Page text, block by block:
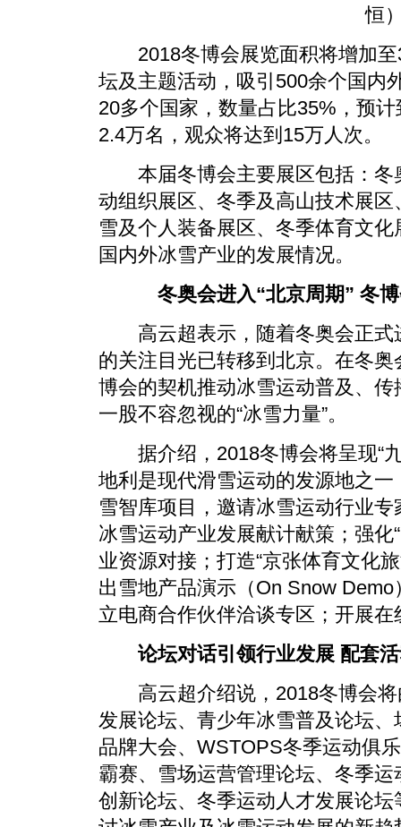
恒
2018冬博会展览面积将增加至
坛及主题活动，吸引500余个国内
20多个国家，数量占比35%，预
2.4万名，观众将达到15万人次。
本届冬博会主要展区包括：冬
动组织展区、冬季及高山技术展
雪及个人装备展区、冬季体育文
国内外冰雪产业的发展情况。
冬奥会进入“北京周期” 冬
高云超表示，随着冬奥会正式
的关注目光已转移到北京。在冬
博会的契机推动冰雪运动普及、
一股不容忽视的“冰雪力量”。
据介绍，2018冬博会将呈现“九
地利是现代滑雪运动的发源地之
雪智库项目，邀请冰雪运动行业
冰雪运动产业发展献计献策；强化
业资源对接；打造“京张体育文化
出雪地产品演示（On Snow
立电商合作伙伴洽谈专区；开展在
论坛对话引领行业发展 配套
高云超介绍说，2018冬博会将
发展论坛、青少年冰雪普及论坛
品牌大会、WSTOPS冬季运动俱
霸赛、雪场运营管理论坛、冬季
创新论坛、冬季运动人才发展论